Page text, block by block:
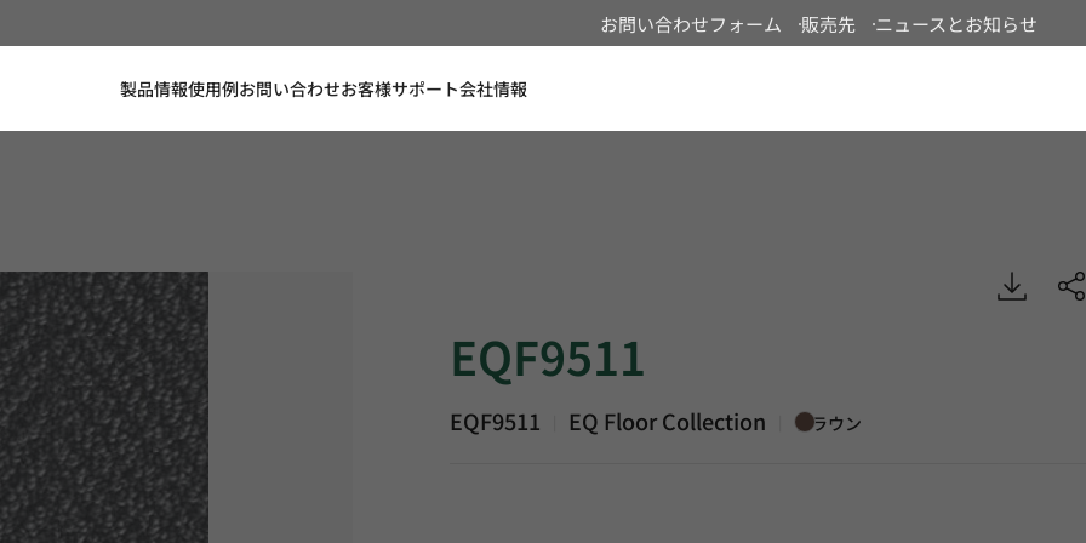
お問い合わせフォーム 販売先 ニュースとお知らせ
製品情報使用例お問い合わせお客様サポート会社情報
EQF9511
EQF9511 EQ Floor Collection ブラウン